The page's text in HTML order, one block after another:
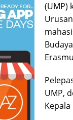
(UMP)
UMP,